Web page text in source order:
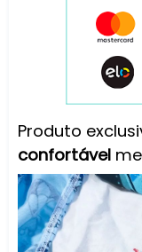
Produto
confortável